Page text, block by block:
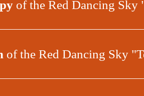
of the Red Dancing Sky
of the Red Dancing Sky